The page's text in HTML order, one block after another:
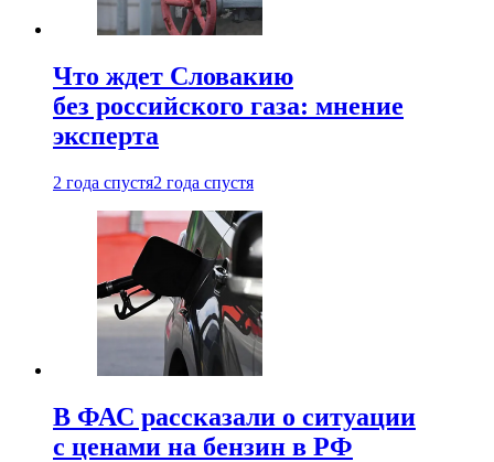
Что ждет Словакию
без российского газа: мнение
эксперта
2 года спустя2 года спустя
В ФАС рассказали о ситуации
с ценами на бензин в РФ